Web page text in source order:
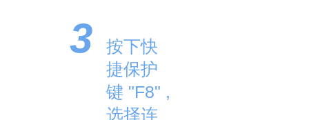
3
按下快
捷保护
键 "F8" ,
选择连